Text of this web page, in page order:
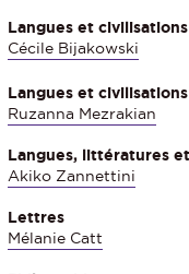
Langues et
Cécile Bijakowski
Langues et
Ruzanna Mezrakian
Langues, littératures
Akiko Zannettini
Lettres
Mélanie Catt